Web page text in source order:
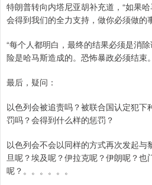
特朗普转向内塔尼亚胡补充道，“如果
会得到我们的全力支持，做你必须做的
“每个人都明白，最终的结果必须是消
险是哈马斯造成的。恐怖暴政必须结束
最后，疑问：
以色列会被追责吗？被联合国认定犯下
罚吗？会得到什么样的惩罚？
以色列会不会以同样的方式再次发起与
旦呢？埃及呢？伊拉克呢？伊朗呢？也
呢？。。。。。。